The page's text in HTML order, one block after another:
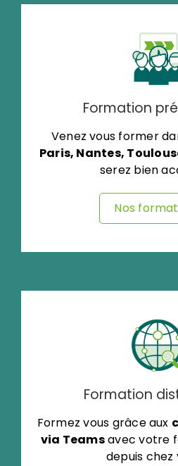
Formation
Venez vous former
Paris, Nantes,
serez bien
Nos
Formation
Formez vous grâce aux
via Teamsavec votre
depuis chez